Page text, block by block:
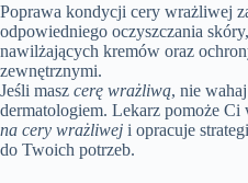
Poprawa kondycji cery wrażliwej
odpowiedniego oczyszczania
nawilżających kremów oraz
zewnętrznymi.
Jeśli masz cerę wrażliwą, nie
dermatologiem. Lekarz pomoże Ci
na cery wrażliwej i opracuje
do Twoich potrzeb.